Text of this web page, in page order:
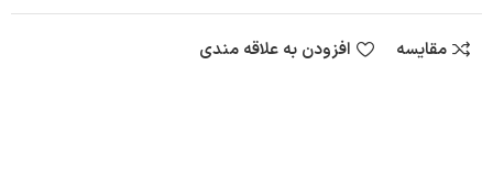
مقایسه افزودن به علاقه مندی